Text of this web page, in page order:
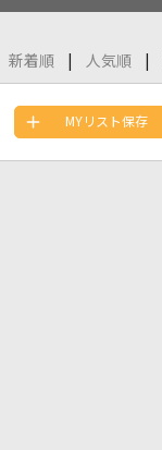
新着順
人気順
MYリスト保存